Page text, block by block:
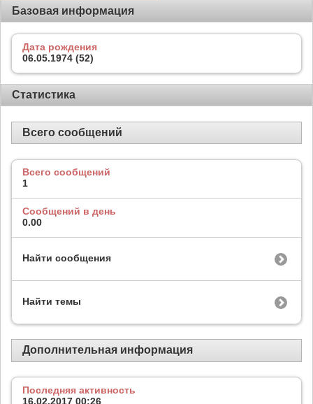
Базовая информация
Дата рождения
06.05.1974 (52)
Статистика
Всего сообщений
Всего сообщений
1
Сообщений в день
0.00
Найти сообщения
Найти темы
Дополнительная информация
Последняя активность
16.02.2017 00:26